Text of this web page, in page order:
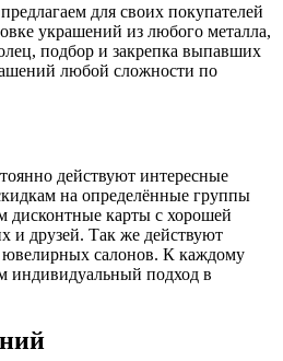
для своих покупателей
украшений из любого металла,
подбор и закрепка выпавших
любой сложности по
действуют интересные
на определённые группы
дисконтные карты с хорошей
и друзей. Так же действуют
ювелирных салонов. К каждому
индивидуальный подход в